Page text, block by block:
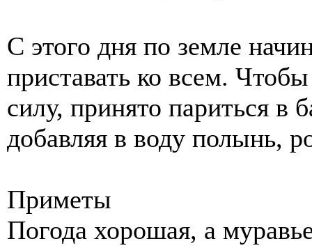
С этого дня по земле
приставать ко всем.
силу, принято париться в
добавляя в воду полынь,
Приметы
Погода хорошая, а